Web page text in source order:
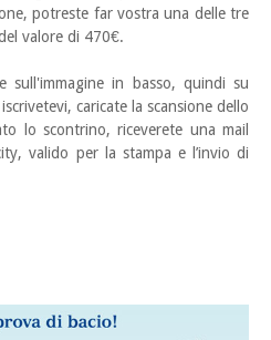
potreste far vostra una delle tre
valore di 470€.
sull'immagine in basso, quindi su
caricate la scansione dello
lo scontrino, riceverete una mail
valido per la stampa e l’invio di